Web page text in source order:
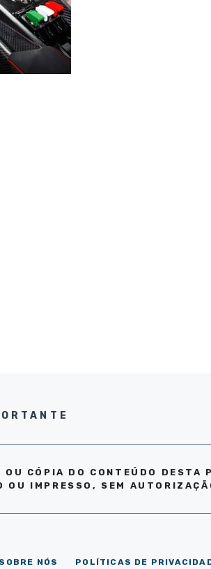
CÓPIA DO CONTEÚDO DESTA
OU IMPRESSO, SEM
SOBRE NÓS POLÍTICAS DE